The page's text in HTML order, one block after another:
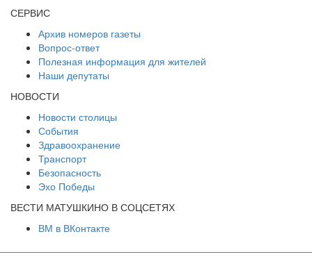
СЕРВИС
Архив номеров газеты
Вопрос-ответ
Полезная информация для жителей
Наши депутаты
НОВОСТИ
Новости столицы
События
Здравоохранение
Транспорт
Безопасность
Эхо Победы
ВЕСТИ МАТУШКИНО В СОЦСЕТЯХ
ВМ в ВКонтакте